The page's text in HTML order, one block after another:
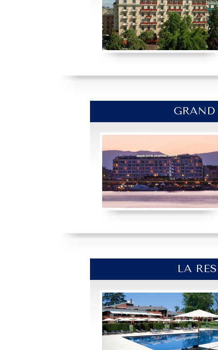
LA